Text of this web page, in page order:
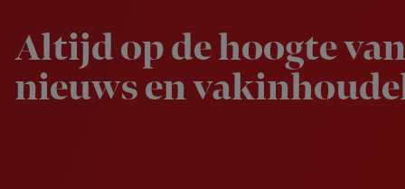
Altijd op de hoogte
nieuws en